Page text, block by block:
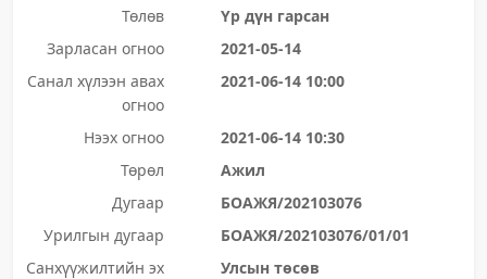
Төлөв
Үр дүн гарсан
Зарласан огноо
2021-05-14
Санал хүлээн авах
огноо
2021-06-14 10:00
Нээх огноо
2021-06-14 10:30
Төрөл
Ажил
Дугаар
БОАЖЯ/202103076
Урилгын дугаар
БОАЖЯ/202103076/01/01
Санхүүжилтийн эх
Улсын төсөв